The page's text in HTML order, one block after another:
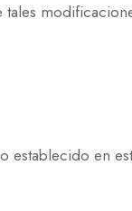
establecido en